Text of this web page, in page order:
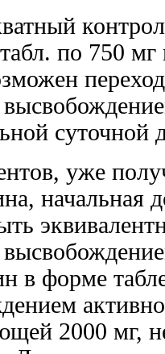
по 750
суточной
уже
начальная
в форме
2000 мг,